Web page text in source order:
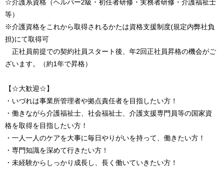
☆介護系資格（ヘルパー2級・初任者研修・実務者研修・介護福祉士
等）
※介護資格をこれから取得されるかたは資格支援制度(規定内弊社負
担)にて取得可
正社員前提での契約社員スタート後、年2回正社員昇格の機会がご
ざいます。（約1年で昇格）
【☆大歓迎☆】
・いづれは事業所管理者や拠点責任者を目指したい方！
・働きながら介護福祉士、社会福祉士、介護支援専門員等の国家資
格を取得を目指したい方！
・一人一人のケアを大事に毎日やりがいを持って、働きたい方！
・専門知識を深めて行きたい方！
・未経験からしっかり成長し、長く働いていきたい方！